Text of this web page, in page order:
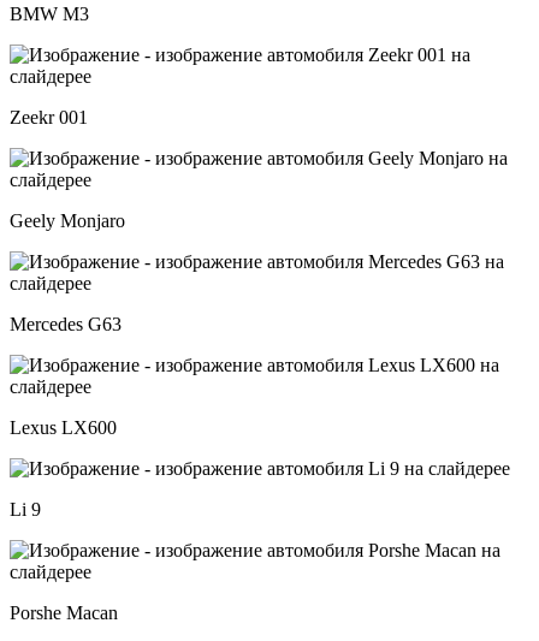
BMW M3
Zeekr 001
Geely Monjaro
Mercedes G63
Lexus LX600
Li 9
Porshe Macan